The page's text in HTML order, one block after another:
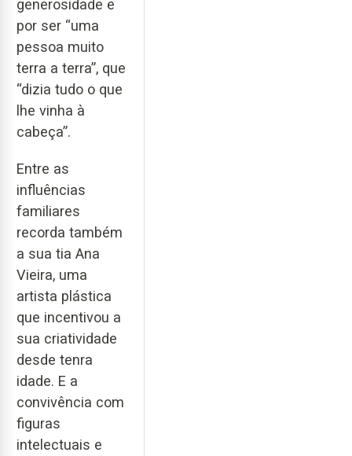
generosidade e
por ser “uma
pessoa muito
terra a terra”, que
“dizia tudo o que
lhe vinha à
cabeça”.
Entre as
influências
familiares
recorda também
a sua tia Ana
Vieira, uma
artista plástica
que incentivou a
sua criatividade
desde tenra
idade. E a
convivência com
figuras
intelectuais e